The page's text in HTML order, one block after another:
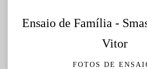
Ensaio de Família -
Vitor
FOTOS DE